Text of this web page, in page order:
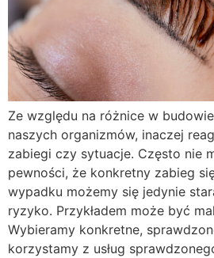
Ze względu na różnice w
naszych organizmów, inaczej
zabiegi czy sytuacje. Często nie
pewności, że konkretny zabieg
wypadku możemy się jedynie
ryzyko. Przykładem może być
Wybieramy konkretne,
korzystamy z usług